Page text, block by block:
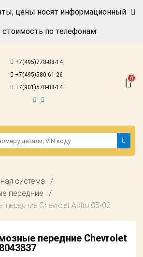
цены носят информационный
стоимость по телефонам
+7(495)778-88-14
+7(495)580-61-26
+7(901)578-88-14
0
система
передние
передние Chevrolet Astro 85-02
передние Chevrolet